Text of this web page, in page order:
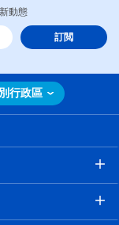
動態
訂閲
行政區